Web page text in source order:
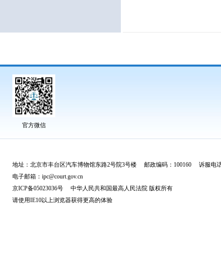
官方微信
地址：北京市丰台区汽车博物馆东路2号院3号楼 邮政编码：100160 诉服电
电子邮箱：ipc@court.gov.cn
京ICP备05023036号 中华人民共和国最高人民法院 版权所有
请使用IE10以上浏览器获得更高的体验